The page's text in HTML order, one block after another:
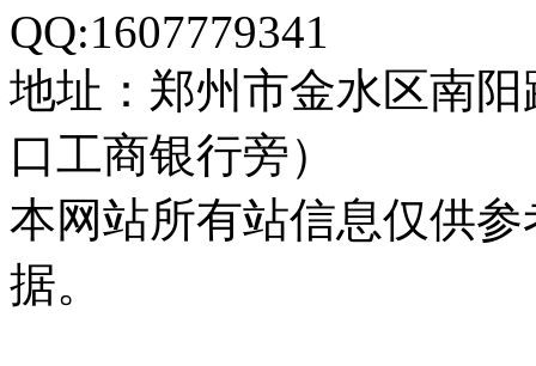
QQ:1607779341
地址：郑州市金水区南
口工商银行旁）
本网站所有站信息仅供
据。